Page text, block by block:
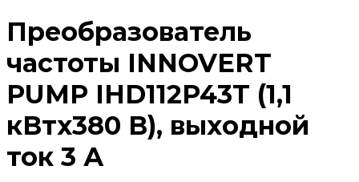
Преобразователь
частоты INNOVERT
PUMP IHD112P43T (1,1
кВтx380 В), выходной
ток 3 А